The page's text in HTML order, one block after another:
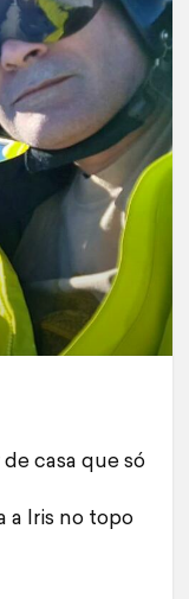
casa que só
a Iris no topo